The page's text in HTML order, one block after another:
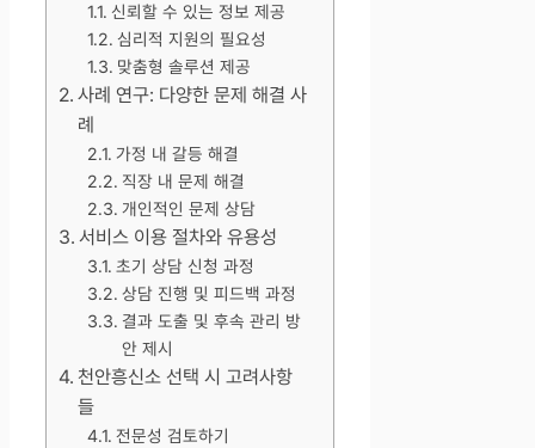
신뢰할 수 있는 정보 제공
심리적 지원의 필요성
맞춤형 솔루션 제공
사례 연구: 다양한 문제 해결 사
례
가정 내 갈등 해결
직장 내 문제 해결
개인적인 문제 상담
서비스 이용 절차와 유용성
초기 상담 신청 과정
상담 진행 및 피드백 과정
결과 도출 및 후속 관리 방
안 제시
천안흥신소 선택 시 고려사항
들
전문성 검토하기